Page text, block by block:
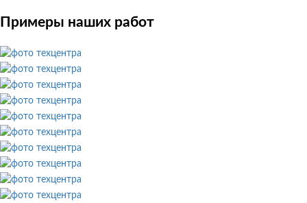
Примеры наших работ